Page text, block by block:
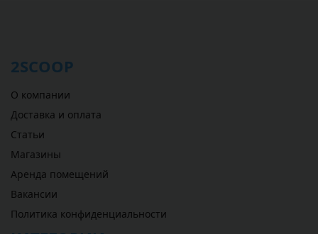
2SCOOP
О компании
Доставка и оплата
Статьи
Магазины
Аренда помещений
Вакансии
Политика конфиденциальности